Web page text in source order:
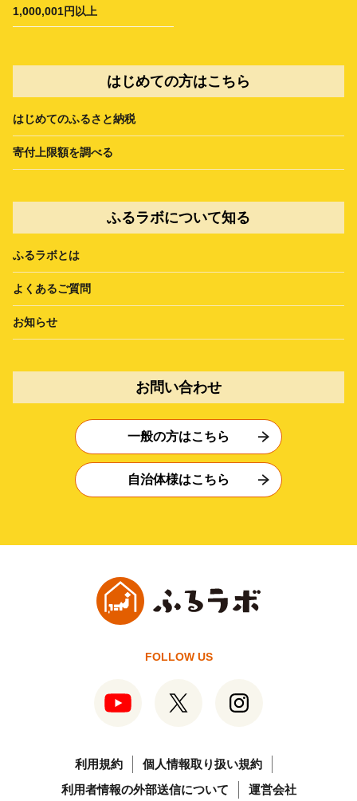
1,000,001円以上
はじめての方はこちら
はじめてのふるさと納税
寄付上限額を調べる
ふるラボについて知る
ふるラボとは
よくあるご質問
お知らせ
お問い合わせ
一般の方はこちら
自治体様はこちら
FOLLOW US
利用規約
個人情報取り扱い規約
利用者情報の外部送信について
運営会社